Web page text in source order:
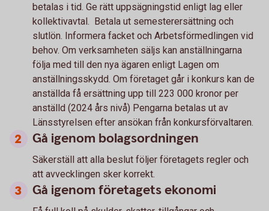
betalas i tid. Ge rätt uppsägningstid enligt lag eller
kollektivavtal. Betala ut semesterersättning och
slutlön. Informera facket och Arbetsförmedlingen vid
behov. Om verksamheten säljs kan anställningarna
följa med till den nya ägaren enligt Lagen om
anställningsskydd. Om företaget går i konkurs kan de
anställda få ersättning upp till 223 000 kronor per
anställd (2024 års nivå) Pengarna betalas ut av
Länsstyrelsen efter ansökan från konkursförvaltaren.
Gå igenom bolagsordningen
Säkerställ att alla beslut följer företagets regler och
att avvecklingen sker korrekt.
Gå igenom företagets ekonomi